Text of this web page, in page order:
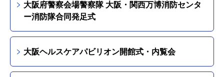
大阪府警察会場警察隊 大阪・関西万博消防センタ
ー消防隊合同発足式
大阪ヘルスケアパビリオン開館式・内覧会